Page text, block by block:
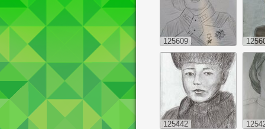
125609
125442